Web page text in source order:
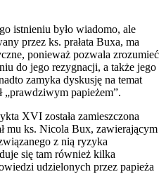
istnieniu było wiadomo, ale
przez ks. prałata Buxa, ma
ponieważ pozwala zrozumieć
do jego rezygnacji, a także jego
zamyka dyskusję na temat
„prawdziwym papieżem”.
XVI została zamieszczona
mu ks. Nicola Bux, zawierającym
z nią ryzyka
się tam również kilka
udzielonych przez papieża